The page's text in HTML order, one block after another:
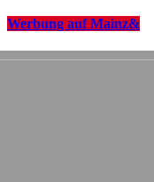
Werbung auf Mainz&